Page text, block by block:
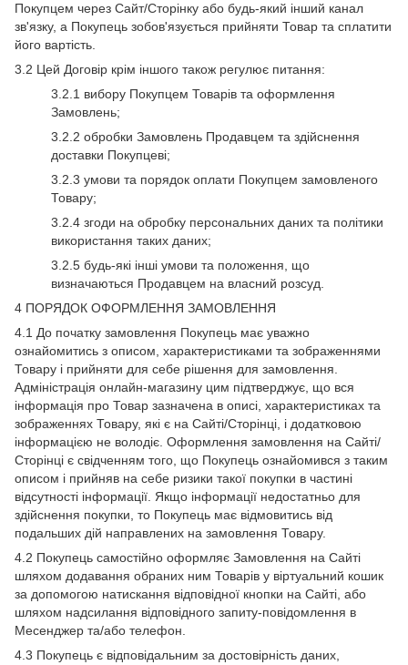
Покупцем через Сайт/Сторінку або будь-який інший канал
зв'язку, а Покупець зобов'язується прийняти Товар та сплатити
його вартість.
3.2 Цей Договір крім іншого також регулює питання:
3.2.1 вибору Покупцем Товарів та оформлення
Замовлень;
3.2.2 обробки Замовлень Продавцем та здійснення
доставки Покупцеві;
3.2.3 умови та порядок оплати Покупцем замовленого
Товару;
3.2.4 згоди на обробку персональних даних та політики
використання таких даних;
3.2.5 будь-які інші умови та положення, що
визначаються Продавцем на власний розсуд.
4 ПОРЯДОК ОФОРМЛЕННЯ ЗАМОВЛЕННЯ
4.1 До початку замовлення Покупець має уважно
ознайомитись з описом, характеристиками та зображеннями
Товару і прийняти для себе рішення для замовлення.
Адміністрація онлайн-магазину цим підтверджує, що вся
інформація про Товар зазначена в описі, характеристиках та
зображеннях Товару, які є на Сайті/Сторінці, і додатковою
інформацією не володіє. Оформлення замовлення на Сайті/
Сторінці є свідченням того, що Покупець ознайомився з таким
описом і прийняв на себе ризики такої покупки в частині
відсутності інформації. Якщо інформації недостатньо для
здійснення покупки, то Покупець має відмовитись від
подальших дій направлених на замовлення Товару.
4.2 Покупець самостійно оформляє Замовлення на Сайті
шляхом додавання обраних ним Товарів у віртуальний кошик
за допомогою натискання відповідної кнопки на Сайті, або
шляхом надсилання відповідного запиту-повідомлення в
Месенджер та/або телефон.
4.3 Покупець є відповідальним за достовірність даних,